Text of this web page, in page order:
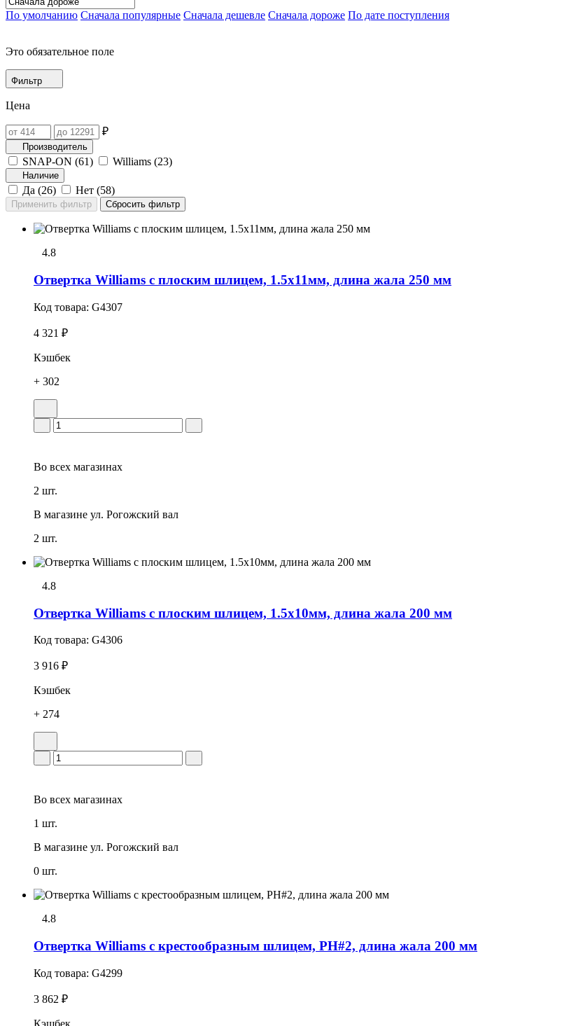
По умолчанию Сначала популярные Сначала дешевле Сначала дороже По дате поступления
Это обязательное поле
Фильтр
Цена
₽
Производитель
SNAP-ON (61) Williams (23)
Наличие
Да (26) Нет (58)
4.8
Отвертка Williams с плоским шлицем, 1.5х11мм, длина жала 250 мм
Код товара: G4307
4 321 ₽
Кэшбек
+ 302
Во всех магазинах
2 шт.
В магазине ул. Рогожский вал
2 шт.
4.8
Отвертка Williams с плоским шлицем, 1.5х10мм, длина жала 200 мм
Код товара: G4306
3 916 ₽
Кэшбек
+ 274
Во всех магазинах
1 шт.
В магазине ул. Рогожский вал
0 шт.
4.8
Отвертка Williams с крестообразным шлицем, PH#2, длина жала 200 мм
Код товара: G4299
3 862 ₽
Кэшбек